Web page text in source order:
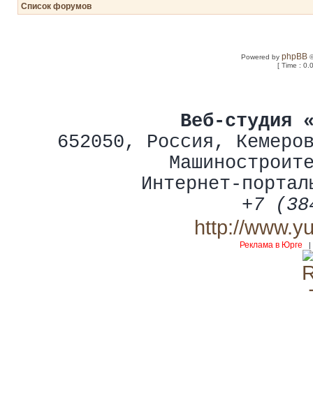
Список форумов
Powered byphpBB
[ Time :
Веб-студия
652050, Россия ,
Интернет-
+7
http://
Реклама в Юрге